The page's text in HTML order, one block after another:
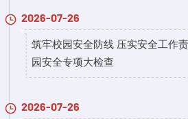
2026-07-26
筑牢校园安全防线 压实安全工作
园安全专项大检查
2026-07-26